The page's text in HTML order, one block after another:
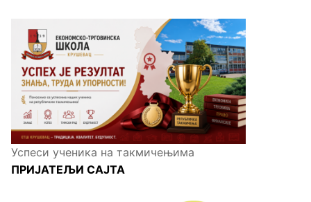
Успеси ученика на такмичењима
ПРИЈАТЕЉИ САЈТА